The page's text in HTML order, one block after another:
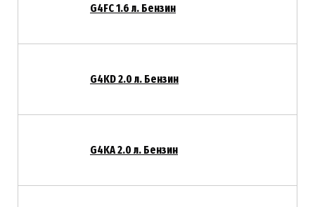
G4FC 1.6 л. Бензин
G4KD 2.0 л. Бензин
G4KA 2.0 л. Бензин